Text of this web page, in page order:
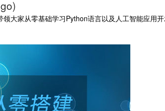
大家从零基础学习Python语言以及人工智能应